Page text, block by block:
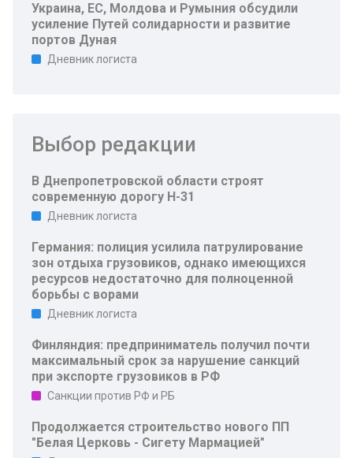
Украина, ЕС, Молдова и Румыния обсудили
усиление Путей солидарности и развитие
портов Дуная
Дневник логиста
Выбор редакции
В Днепропетровской области строят
современную дорогу Н-31
Дневник логиста
Германия: полиция усилила патрулирование
зон отдыха грузовиков, однако имеющихся
ресурсов недостаточно для полноценной
борьбы с ворами
Дневник логиста
Финляндия: предприниматель получил почти
максимальный срок за нарушение санкций
при экспорте грузовиков в РФ
Санкции против РФ и РБ
Продолжается строительство нового ПП
"Белая Церковь - Сигету Мармацией"